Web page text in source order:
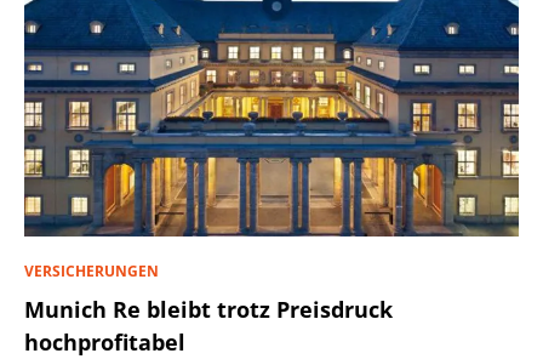
VERSICHERUNGEN
Munich Re bleibt trotz Preisdruck
hochprofitabel